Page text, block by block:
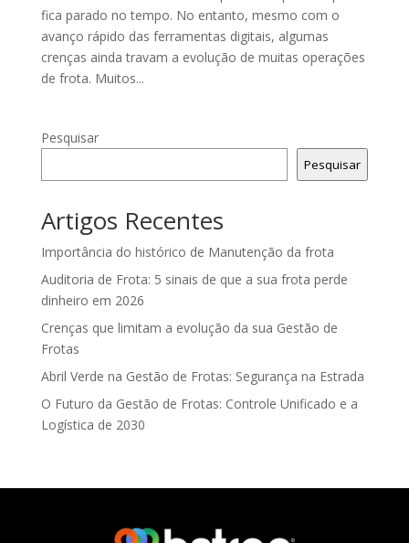
fica parado no tempo. No entanto, mesmo com o
avanço rápido das ferramentas digitais, algumas
crenças ainda travam a evolução de muitas operações
de frota. Muitos...
Pesquisar
Pesquisar
Artigos Recentes
Importância do histórico de Manutenção da frota
Auditoria de Frota: 5 sinais de que a sua frota perde
dinheiro em 2026
Crenças que limitam a evolução da sua Gestão de
Frotas
Abril Verde na Gestão de Frotas: Segurança na Estrada
O Futuro da Gestão de Frotas: Controle Unificado e a
Logística de 2030